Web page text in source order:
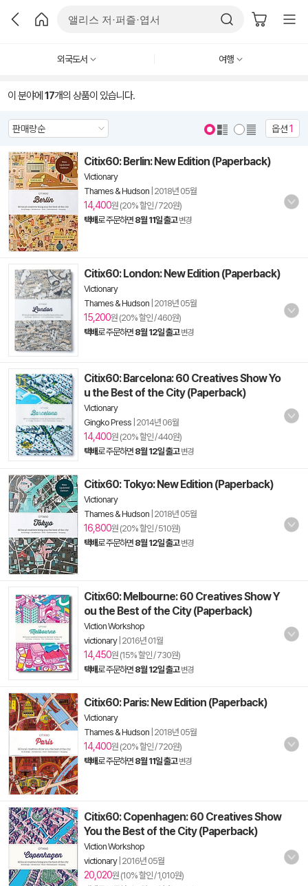
외국도서 여행
이 분야에 17개의 상품이 있습니다.
옵션1
Citix60: Berlin: New Edition (Paperback)
Victionary
Thames & Hudson 2018년 05월
14,400원 (20% 할인 / 720원)
택배로 주문하면 8월 11일 출고 변경
Citix60: London: New Edition (Paperback)
Victionary
Thames & Hudson 2018년 05월
15,200원 (20% 할인 / 460원)
택배로 주문하면 8월 12일 출고 변경
Citix60: Barcelona: 60 Creatives Show Yo
u the Best of the City (Paperback)
Victionary
Gingko Press 2014년 06월
14,400원 (20% 할인 / 440원)
택배로 주문하면 8월 12일 출고 변경
Citix60: Tokyo: New Edition (Paperback)
Victionary
Thames & Hudson 2018년 05월
16,800원 (20% 할인 / 510원)
택배로 주문하면 8월 12일 출고 변경
Citix60: Melbourne: 60 Creatives Show Y
ou the Best of the City (Paperback)
Viction Workshop
victionary| 2016년 01월
14,450원 (15% 할인 / 730원)
택배로 주문하면 8월 12일 출고 변경
Citix60: Paris: New Edition (Paperback)
Victionary
Thames & Hudson 2018년 05월
14,400원 (20% 할인 / 720원)
택배로 주문하면 8월 11일 출고 변경
Citix60: Copenhagen: 60 Creatives Show
You the Best of the City (Paperback)
Viction Workshop
victionary| 2016년 05월
20,020원 (10% 할인 / 1,010원)